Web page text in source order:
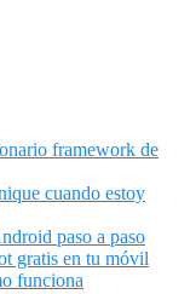
framework de
cuando estoy
paso a paso
gratis en tu móvil
funciona